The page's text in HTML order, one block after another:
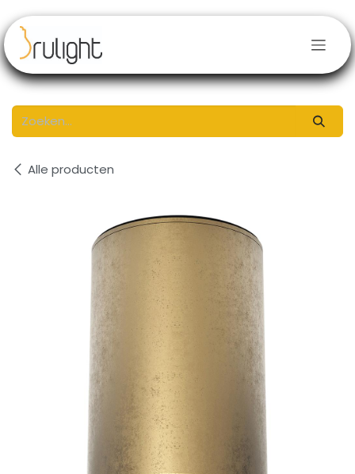
Alle producten